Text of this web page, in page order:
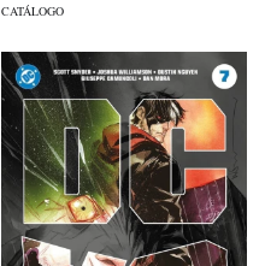
CATÁLOGO